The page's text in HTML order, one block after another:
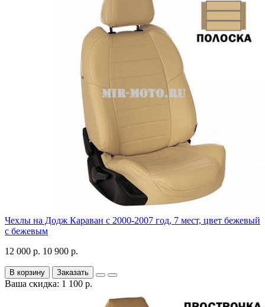
Чехлы на Додж Караван с 2000-2007 год, 7 мест, цвет бежевый
с бежевым
12 000 р. 10 900 р.
В корзину Заказать
Ваша скидка: 1 100 р.